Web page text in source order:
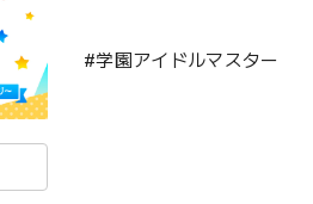
#学園アイドルマスター